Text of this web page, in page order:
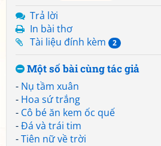
Trả lời
In bài thơ
Tài liệu đính kèm
2
Một số bài cùng tác giả
- Nụ tầm xuân
- Hoa sứ trắng
- Cô bé ăn kem ốc quế
-Đá và trái tim
-Tiên nữ về trời